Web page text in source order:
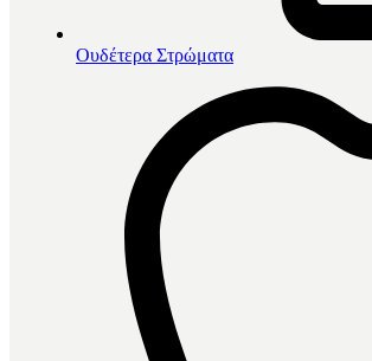
Ουδέτερα Στρώματα